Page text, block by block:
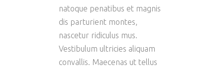
natoque penatibus et magnis
dis parturient montes,
nascetur ridiculus mus.
Vestibulum ultricies aliquam
convallis. Maecenas ut tellus